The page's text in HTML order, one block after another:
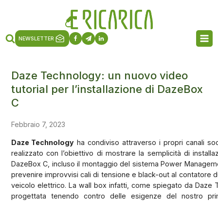
NEWSLETTER
Daze Technology: un nuovo video
tutorial per l’installazione di DazeBox
C
Febbraio 7, 2023
Daze Technology ha condiviso attraverso i propri canali
realizzato con l’obiettivo di mostrare la semplicità di
DazeBox C, incluso il montaggio del sistema Power
prevenire improvvisi cali di tensione e black-out al contatore
veicolo elettrico. La wall box infatti, come spiegato da Daze
progettata tenendo contro delle esigenze del nostro